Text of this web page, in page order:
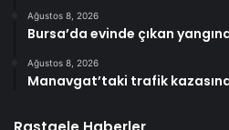
Ağustos 8, 2026
Bursa’da evinde çıkan
Ağustos 8, 2026
Manavgat’taki trafik